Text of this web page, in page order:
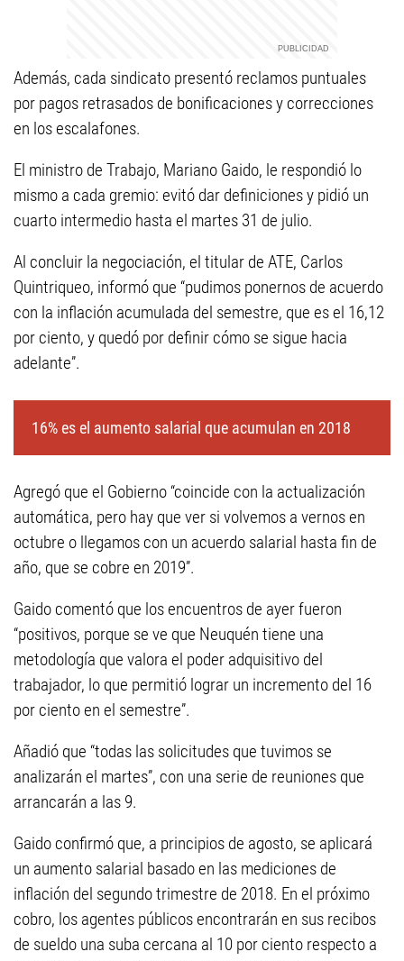
Además, cada sindicato presentó reclamos puntuales
por pagos retrasados de bonificaciones y correcciones
en los escalafones.
El ministro de Trabajo, Mariano Gaido, le respondió lo
mismo a cada gremio: evitó dar definiciones y pidió un
cuarto intermedio hasta el martes 31 de julio.
Al concluir la negociación, el titular de ATE, Carlos
Quintriqueo, informó que “pudimos ponernos de acuerdo
con la inflación acumulada del semestre, que es el 16,12
por ciento, y quedó por definir cómo se sigue hacia
adelante”.
16% es el aumento salarial que acumulan en 2018
Agregó que el Gobierno “coincide con la actualización
automática, pero hay que ver si volvemos a vernos en
octubre o llegamos con un acuerdo salarial hasta fin de
año, que se cobre en 2019”.
Gaido comentó que los encuentros de ayer fueron
“positivos, porque se ve que Neuquén tiene una
metodología que valora el poder adquisitivo del
trabajador, lo que permitió lograr un incremento del 16
por ciento en el semestre”.
Añadió que “todas las solicitudes que tuvimos se
analizarán el martes”, con una serie de reuniones que
arrancarán a las 9.
Gaido confirmó que, a principios de agosto, se aplicará
un aumento salarial basado en las mediciones de
inflación del segundo trimestre de 2018. En el próximo
cobro, los agentes públicos encontrarán en sus recibos
de sueldo una suba cercana al 10 por ciento respecto a